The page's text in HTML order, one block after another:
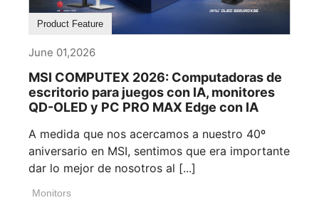
Product Feature
June 01,2026
MSI COMPUTEX 2026: Computadoras de
escritorio para juegos con IA, monitores
QD-OLED y PC PRO MAX Edge con IA
A medida que nos acercamos a nuestro 40º
aniversario en MSI, sentimos que era importante
dar lo mejor de nosotros al [...]
Monitors